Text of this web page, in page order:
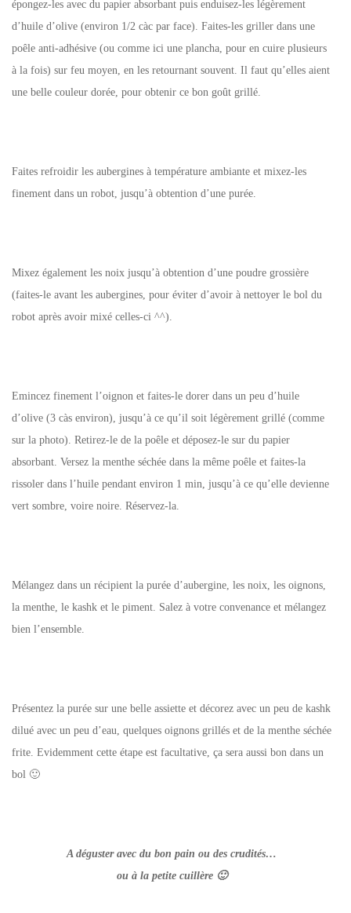
épongez-les avec du papier absorbant puis enduisez-les légèrement
d’huile d’olive (environ 1/2 càc par face). Faites-les griller dans une
poêle anti-adhésive (ou comme ici une plancha, pour en cuire plusieurs
à la fois) sur feu moyen, en les retournant souvent. Il faut qu’elles aient
une belle couleur dorée, pour obtenir ce bon goût grillé.
Faites refroidir les aubergines à température ambiante et mixez-les
finement dans un robot, jusqu’à obtention d’une purée.
Mixez également les noix jusqu’à obtention d’une poudre grossière
(faites-le avant les aubergines, pour éviter d’avoir à nettoyer le bol du
robot après avoir mixé celles-ci ^^).
Emincez finement l’oignon et faites-le dorer dans un peu d’huile
d’olive (3 càs environ), jusqu’à ce qu’il soit légèrement grillé (comme
sur la photo). Retirez-le de la poêle et déposez-le sur du papier
absorbant. Versez la menthe séchée dans la même poêle et faites-la
rissoler dans l’huile pendant environ 1 min, jusqu’à ce qu’elle devienne
vert sombre, voire noire. Réservez-la.
Mélangez dans un récipient la purée d’aubergine, les noix, les oignons,
la menthe, le kashk et le piment. Salez à votre convenance et mélangez
bien l’ensemble.
Présentez la purée sur une belle assiette et décorez avec un peu de kashk
dilué avec un peu d’eau, quelques oignons grillés et de la menthe séchée
frite. Evidemment cette étape est facultative, ça sera aussi bon dans un
bol 🙂
A déguster avec du bon pain ou des crudités…
ou à la petite cuillère 🙂